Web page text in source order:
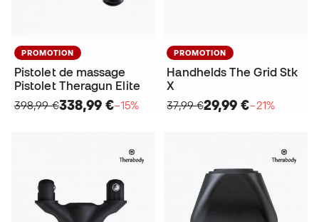
PROMOTION
Pistolet de massage
Pistolet Theragun Elite
398,99 €338,99 €−15%
PROMOTION
Handhelds The Grid Stk
X
37,99 €29,99 €−21%